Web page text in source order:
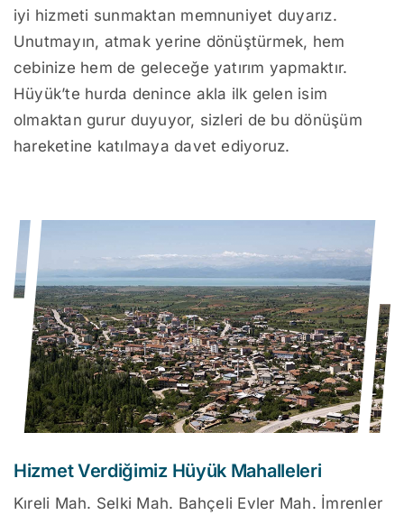
iyi hizmeti sunmaktan memnuniyet duyarız.
Unutmayın, atmak yerine dönüştürmek, hem
cebinize hem de geleceğe yatırım yapmaktır.
Hüyük’te hurda denince akla ilk gelen isim
olmaktan gurur duyuyor, sizleri de bu dönüşüm
hareketine katılmaya davet ediyoruz.
Hizmet Verdiğimiz Hüyük Mahalleleri
Kıreli Mah. Selki Mah. Bahçeli Evler Mah. İmrenler